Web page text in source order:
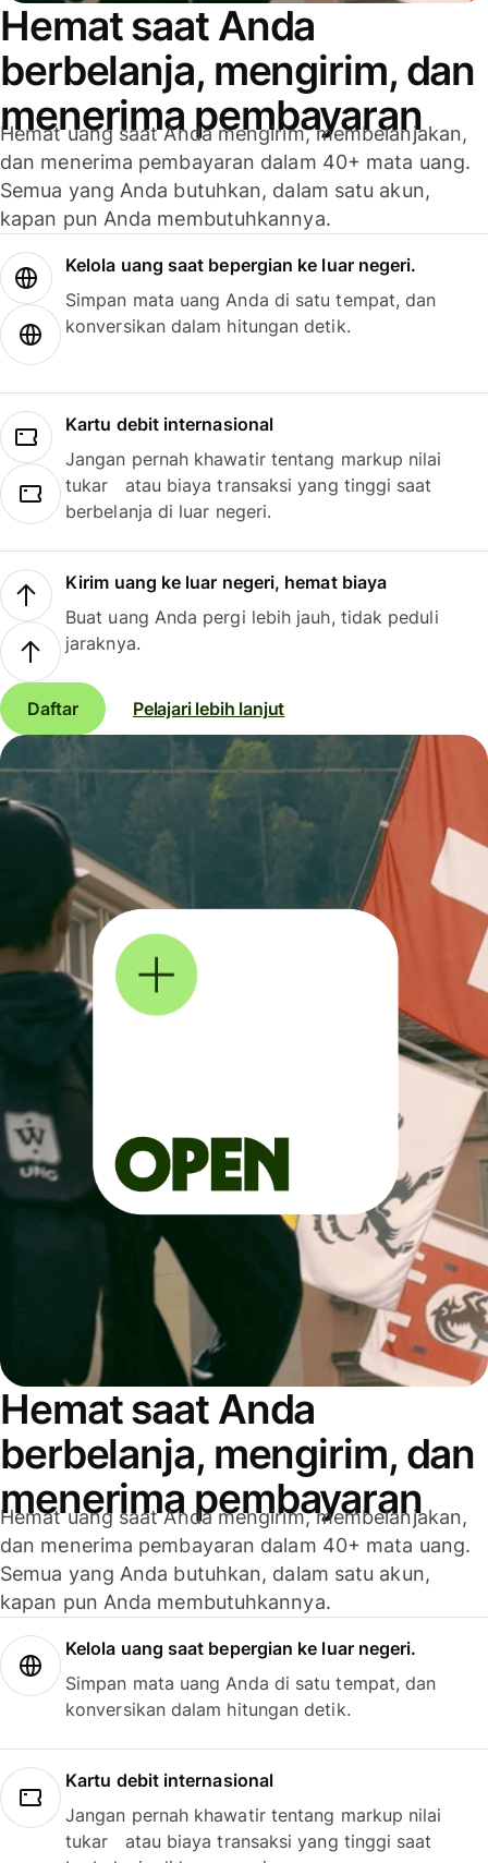
Hemat saat Anda
berbelanja, mengirim, dan
menerima pembayaran
Hemat uang saat Anda mengirim, membelanjakan,
dan menerima pembayaran dalam 40+ mata uang.
Semua yang Anda butuhkan, dalam satu akun,
kapan pun Anda membutuhkannya.
Kelola uang saat bepergian ke luar negeri.
Simpan mata uang Anda di satu tempat, dan
konversikan dalam hitungan detik.
Kartu debit internasional
Jangan pernah khawatir tentang markup nilai
tukar atau biaya transaksi yang tinggi saat
berbelanja di luar negeri.
Kirim uang ke luar negeri, hemat biaya
Buat uang Anda pergi lebih jauh, tidak peduli
jaraknya.
Daftar Pelajari lebih lanjut
Hemat saat Anda
berbelanja, mengirim, dan
menerima pembayaran
Hemat uang saat Anda mengirim, membelanjakan,
dan menerima pembayaran dalam 40+ mata uang.
Semua yang Anda butuhkan, dalam satu akun,
kapan pun Anda membutuhkannya.
Kelola uang saat bepergian ke luar negeri.
Simpan mata uang Anda di satu tempat, dan
konversikan dalam hitungan detik.
Kartu debit internasional
Jangan pernah khawatir tentang markup nilai
tukar atau biaya transaksi yang tinggi saat